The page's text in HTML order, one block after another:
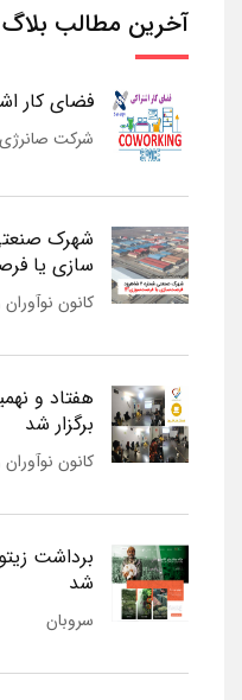
آخرین مطالب
فضای کار
شرکت صانرژی
سازی یا
کانون نوآوران
هفتاد و
برگزار شد
کانون نوآوران
برداشت
شد
سروبان